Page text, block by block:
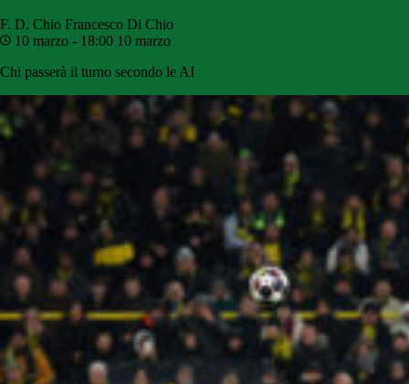
F. D. Chio Francesco Di Chio
10 marzo - 18:00 10 marzo
Chi passerà il turno secondo le AI